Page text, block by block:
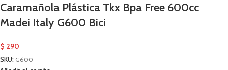
Caramañola Plástica Tkx Bpa Free 600cc
Madei Italy G600 Bici
$ 290
SKU: G600